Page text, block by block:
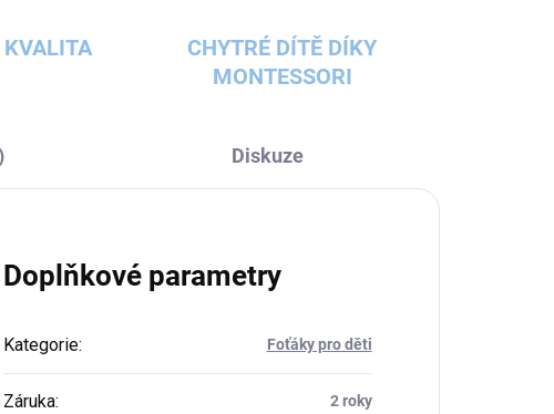
KVALITA
CHYTRÉ DÍTĚ DÍKY
MONTESSORI
Diskuze
Doplňkové parametry
Kategorie: Foťáky pro děti
Záruka: 2 roky